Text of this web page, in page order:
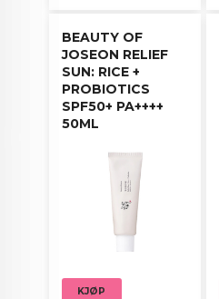
BEAUTY OF
JOSEON RELIEF
SUN: RICE +
PROBIOTICS
SPF50+ PA++++
50ML
KJØP